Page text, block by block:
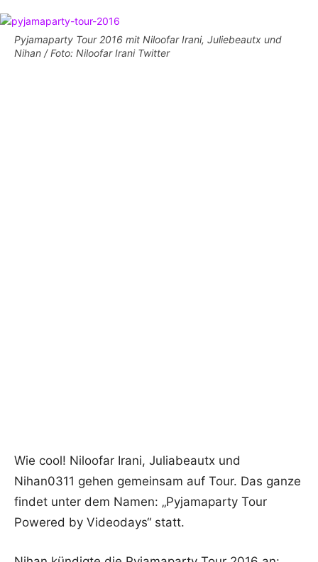
Pyjamaparty Tour 2016 mit Niloofar Irani, Juliebeautx und
Nihan / Foto: Niloofar Irani Twitter
Wie cool! Niloofar Irani, Juliabeautx und
Nihan0311 gehen gemeinsam auf Tour. Das ganze
findet unter dem Namen: „Pyjamaparty Tour
Powered by Videodays“ statt.